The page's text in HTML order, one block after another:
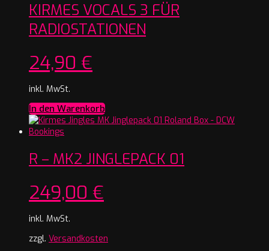
KIRMES VOCALS 3 FÜR
RADIOSTATIONEN
24,90 €
inkl. MwSt.
In den Warenkorb
R – MK2 JINGLEPACK 01
249,00 €
inkl. MwSt.
zzgl. Versandkosten